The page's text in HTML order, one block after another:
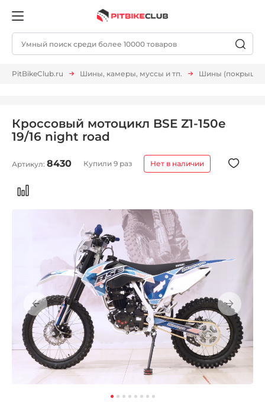
PitBikeClub.ru Шины, камеры, муссы и тп. Шины
Кроссовый мотоцикл BSE Z1-150e
19/16 night road
Артикул: 8430 Купили 9 раз Нет в наличии